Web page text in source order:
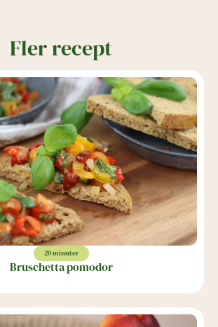
Fler recept
20 minuter
Bruschetta pomodor